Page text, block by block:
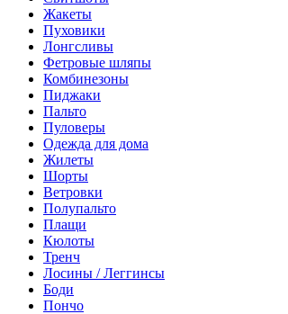
Жакеты
Пуховики
Лонгсливы
Фетровые шляпы
Комбинезоны
Пиджаки
Пальто
Пуловеры
Одежда для дома
Жилеты
Шорты
Ветровки
Полупальто
Плащи
Кюлоты
Тренч
Лосины / Леггинсы
Боди
Пончо